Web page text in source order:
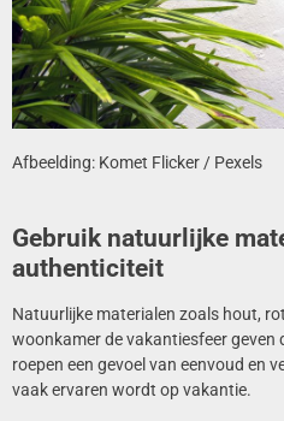
Afbeelding: Komet Flicker / Pexels
Gebruik natuurlijke
authenticiteit
Natuurlijke materialen zoals hout,
woonkamer de vakantiesfeer geven
roepen een gevoel van eenvoud en
vaak ervaren wordt op vakantie.